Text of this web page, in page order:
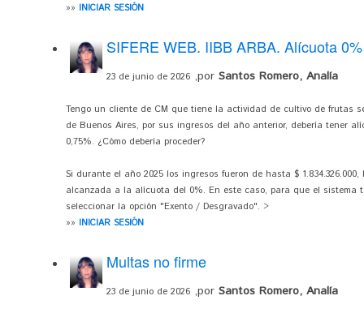
»» INICIAR SESIÓN
SIFERE WEB. IIBB ARBA. Alícuota 0%
23 de junio de 2026 ,por Santos Romero, Analía
Tengo un cliente de CM que tiene la actividad de cultivo de frutas
de Buenos Aires, por sus ingresos del año anterior, debería tener
0,75%. ¿Cómo debería proceder?
Si durante el año 2025 los ingresos fueron de hasta $
alcanzada a la alícuota del 0%. En este caso, para que el sistema
seleccionar la opción "Exento / Desgravado". >
»» INICIAR SESIÓN
Multas no firme
23 de junio de 2026 ,por Santos Romero, Analía